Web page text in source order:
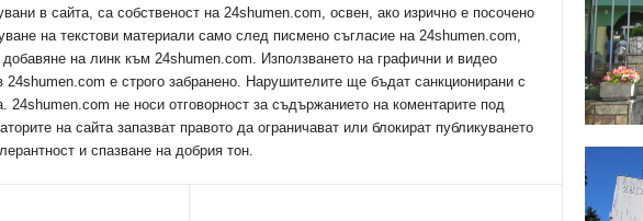
в сайта, са собственост на 24shumen.com, освен, ако изрично е посочено
на текстови материали само след писмено съгласие на 24shumen.com,
добавяне на линк към 24shumen.com. Използването на графични и видео
24shumen.com е строго забранено. Нарушителите ще бъдат санкционирани с
24shumen.com не носи отговорност за съдържанието на коментарите под
на сайта запазват правото да ограничават или блокират публикуването
и спазване на добрия тон.